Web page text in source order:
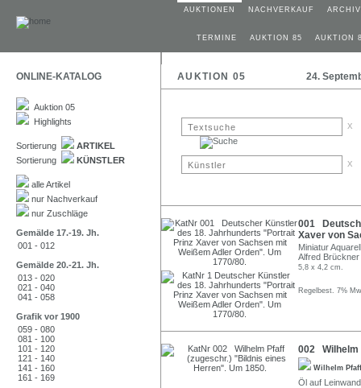
AUKTIONEN NACHVERKAUF ARCHIV
TERMINE AUKTION 85 AUKTION
ONLINE-KATALOG AUKTION 05 24.
Auktion 05
Highlights
Sortierung
ARTIKEL
Sortierung
KÜNSTLER
alle Artikel
nur Nachverkauf
nur Zuschläge
Gemälde 17.-19. Jh.
001 - 012
Gemälde 20.-21. Jh.
013 - 020
021 - 040
041 - 058
Grafik vor 1900
059 - 080
081 - 100
101 - 120
121 - 140
141 - 160
161 - 169
x
x
001
Xaver von
Miniatur
Alfred
5,8 x 4,2 cm.
Regelbest. 7%
002 Wilhelm
Wilhelm
Öl auf